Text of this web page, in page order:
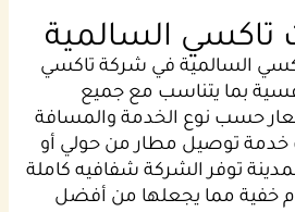
تاكسي السالمية
السالمية في شركة تاكسي
بما يتناسب مع جميع
حسب نوع الخدمة والمسافة
خدمة توصيل مطار من حولي أو
توفر الشركة شفافيه كاملة
خفية مما يجعلها من أفضل